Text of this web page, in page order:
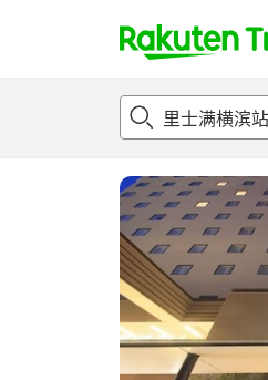
t
p
a
g
e
_
s
e
a
r
概况 客房及住宿套餐